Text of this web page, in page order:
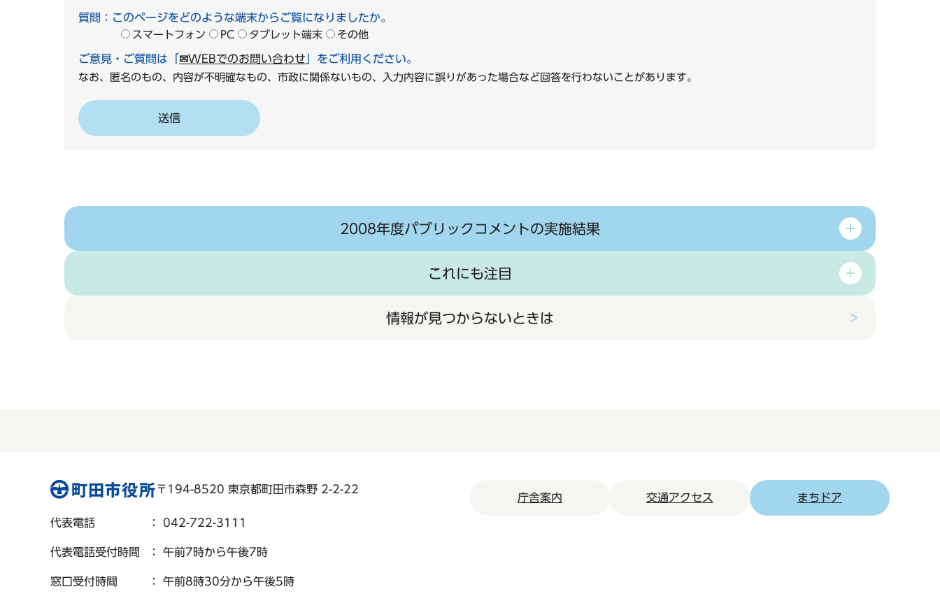
質問：このページをどのような端末からご覧になりましたか。
スマートフォン PC タブレット端末 その他
ご意見・ご質問は「 ✉WEBでのお問い合わせ 」をご利用ください。
なお、匿名のもの、内容が不明確なもの、市政に関係ないもの、入力内容に誤りがあった場合など回答を行わないことがあります。
2008年度パブリックコメントの実施結果
これにも注目
情報が見つからないときは
〒194-8520 東京都町田市森野 2-2-22
代表電話 ： 042-722-3111
代表電話受付時間 ： 午前7時から午後7時
窓口受付時間 ： 午前8時30分から午後5時
庁舎案内 交通アクセス まちドア